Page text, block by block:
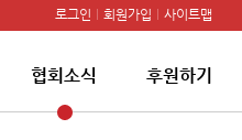
로그인 회원가입 사이트맵
협회소식 후원하기